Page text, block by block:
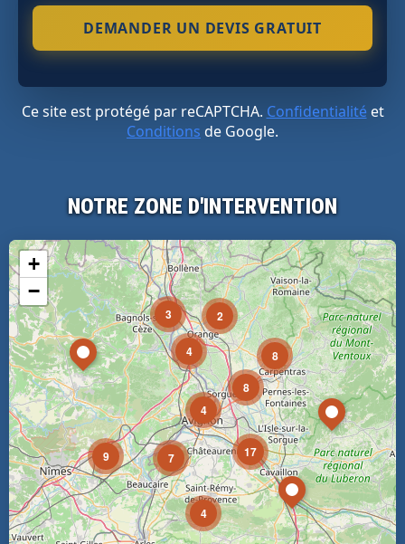
Ce site est protégé par reCAPTCHA. Confidentialitéet
Conditions de Google.
NOTRE ZONE D'INTERVENTION
3
4
9 7
2
4
4
17
8
8
+
−